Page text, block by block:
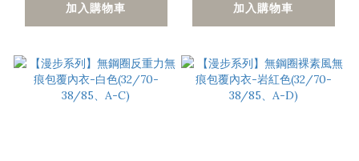
加入購物車 加入購物車